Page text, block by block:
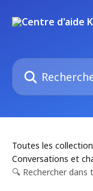
Rechercher un
Toutes les
Conversations et
🔍 Rechercher